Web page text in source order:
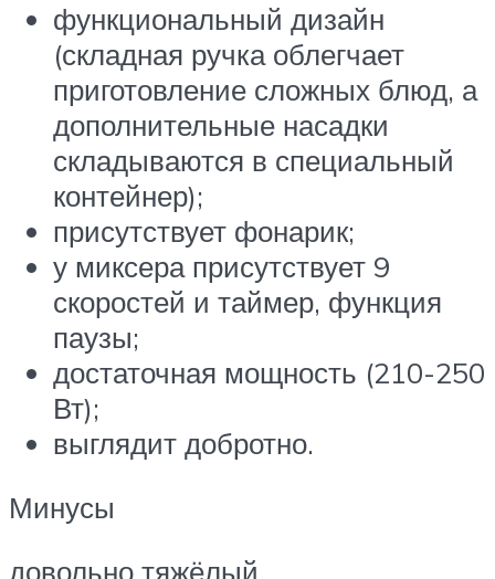
функциональный дизайн
(складная ручка облегчает
приготовление сложных блюд, а
дополнительные насадки
складываются в специальный
контейнер);
присутствует фонарик;
у миксера присутствует 9
скоростей и таймер, функция
паузы;
достаточная мощность (210-250
Вт);
выглядит добротно.
Минусы
довольно тяжёлый.